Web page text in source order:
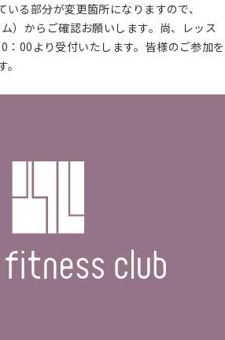
いる部分が変更箇所になりますので、
）からご確認お願いします。尚、レッス
：00より受付いたします。皆様のご参加を